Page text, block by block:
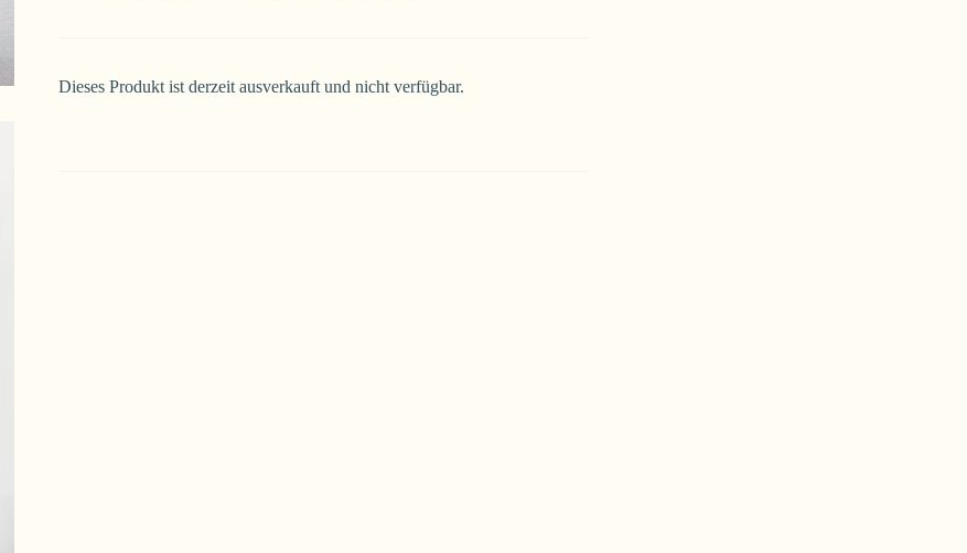
Dieses Produkt ist derzeit ausverkauft und nicht verfügbar.